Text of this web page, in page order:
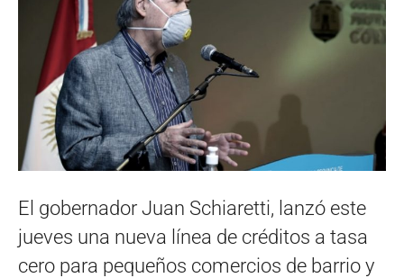
El gobernador Juan Schiaretti, lanzó este
jueves una nueva línea de créditos a tasa
cero para pequeños comercios de barrio y